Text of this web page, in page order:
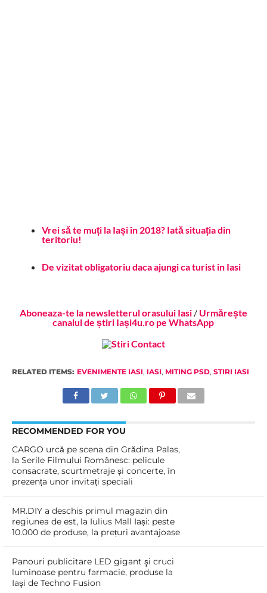
Vrei să te muți la Iași în 2018? Iată situația din
teritoriu!
De vizitat obligatoriu daca ajungi ca turist in Iasi
Aboneaza-te la newsletterul orasului Iasi/ Urmărește
canalul de știri Iași4u.ro pe WhatsApp
RELATED ITEMS: EVENIMENTE IASI, IASI, MITING PSD, STIRI IASI
RECOMMENDED FOR YOU
CARGO urcă pe scena din Grădina Palas,
la Serile Filmului Românesc: pelicule
consacrate, scurtmetraje și concerte, în
prezența unor invitați speciali
MR.DIY a deschis primul magazin din
regiunea de est, la Iulius Mall Iași: peste
10.000 de produse, la prețuri avantajoase
Panouri publicitare LED gigant şi cruci
luminoase pentru farmacie, produse la
Iaşi de Techno Fusion